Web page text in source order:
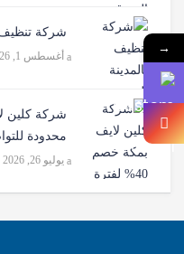
شركة تنظيف
أغسطس 1, 2026
محدودة للتواصل 0552071750
يوليو 26, 2026
→